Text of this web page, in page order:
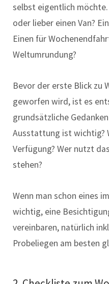
selbst eigentlich
oder lieber einen Van?
Einen für
Weltumrundung?
Bevor der erste Blick zu
geworfen wird, ist es
grundsätzliche
Ausstattung ist wichtig?
Verfügung? Wer nutzt
stehen?
Wenn man schon eines
wichtig, eine
vereinbaren, natürlich
Probeliegen am besten